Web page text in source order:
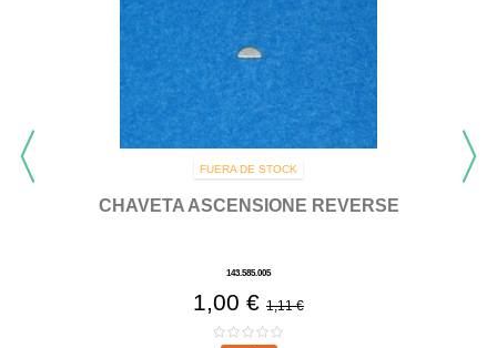
FUERA DE STOCK
CHAVETA ASCENSIONE REVERSE
143.585.005
1,00 € 1,11 €